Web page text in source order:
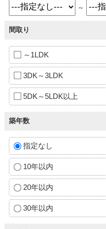
～
間取り
～1LDK
3DK～3LDK
5DK～5LDK以上
築年数
指定なし
10年以内
20年以内
30年以内